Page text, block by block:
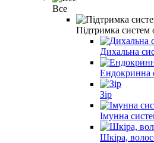
Все
Підтримка систем
Дихальна
Ендокринна
Зір
Імунна
Шкіра,